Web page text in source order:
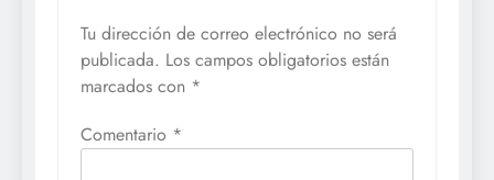
Tu dirección de correo electrónico no será
publicada. Los campos obligatorios están
marcados con *
Comentario *